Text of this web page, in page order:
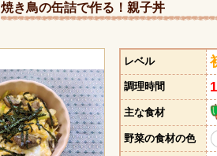
焼き鳥の缶詰で作る！親子丼
レベル
調理時間
主な食材
野菜の食材の色